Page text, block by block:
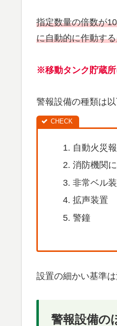
指定数量の倍数が
に自動的に作動す
※移動タンク貯蔵
警報設備の種類は以
自動火災
消防機関
非常ベル
拡声装置
警鐘
設置の細かい基準
警報設備の